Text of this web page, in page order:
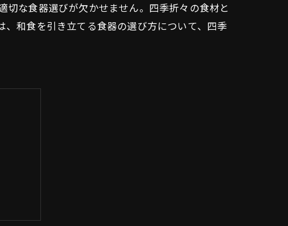
な食器選びが欠かせません。四季折々の食材と
和食を引き立てる食器の選び方について、四季